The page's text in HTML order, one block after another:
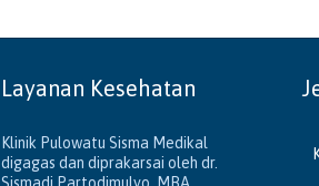
Layanan Kesehatan
Klinik Pulowatu Sisma Medikal
digagas dan diprakarsai oleh dr.